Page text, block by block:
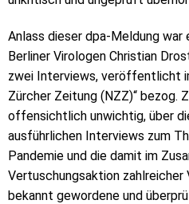
Anlass dieser dpa-Meldung
Berliner Virologen Christian
zwei Interviews, veröffentlicht
Zürcher Zeitung (NZZ)“ bezog.
offensichtlich unwichtig, über
ausführlichen Interviews zum
Pandemie und die damit im
Vertuschungsaktion zahlreicher
bekannt gewordene und